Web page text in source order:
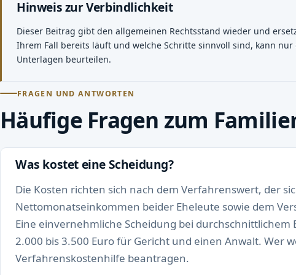
Hinweis zur Verbindlichkeit
Dieser Beitrag gibt den allgemeinen Rechtsstand wieder und
Ihrem Fall bereits läuft und welche Schritte sinnvoll sind, kann
Unterlagen beurteilen.
FRAGEN UND ANTWORTEN
Häufige Fragen zum
Was kostet eine Scheidung?
Die Kosten richten sich nach dem Verfahrenswert, der
Nettomonatseinkommen beider Eheleute sowie dem
Eine einvernehmliche Scheidung bei durchschnittlichem
2.000 bis 3.500 Euro für Gericht und einen Anwalt. Wer
Verfahrenskostenhilfe beantragen.